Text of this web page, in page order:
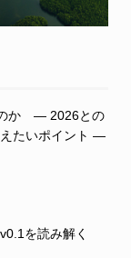
のか ― 2026との
たいポイント ―
を読み解く